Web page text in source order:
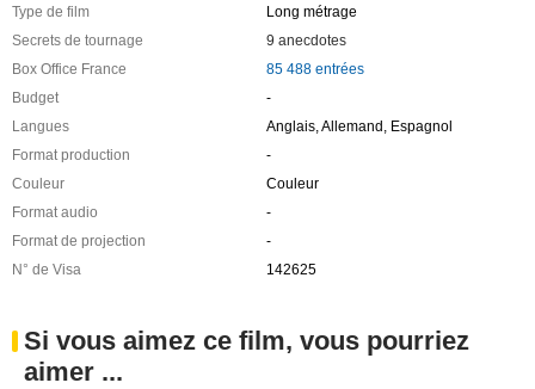
Type de film
Long métrage
Secrets de tournage
9 anecdotes
Box Office France
85 488 entrées
Budget
-
Langues
Anglais, Allemand, Espagnol
Format production
-
Couleur
Couleur
Format audio
-
Format de projection
-
N° de Visa
142625
Si vous aimez ce film, vous pourriez
aimer ...